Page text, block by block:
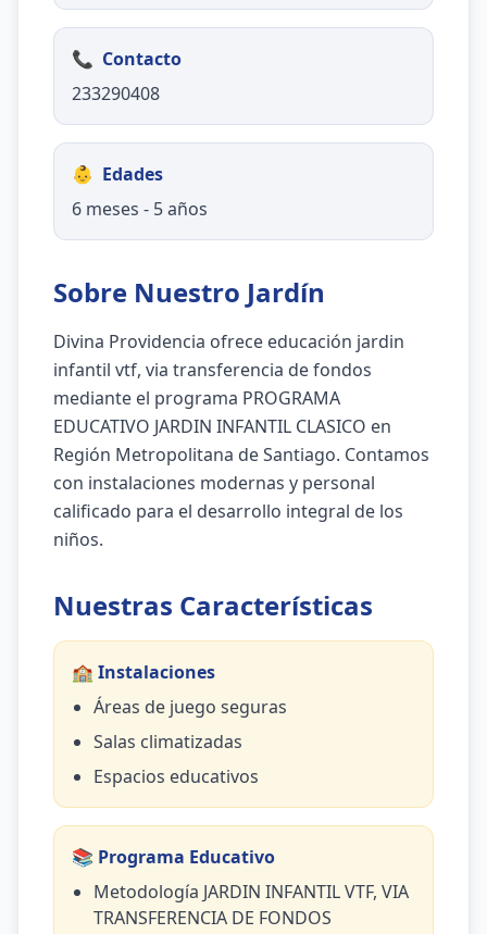
📞 Contacto
233290408
👶 Edades
6 meses - 5 años
Sobre Nuestro Jardín
Divina Providencia ofrece educación jardin
infantil vtf, via transferencia de fondos
mediante el programa PROGRAMA
EDUCATIVO JARDIN INFANTIL CLASICO en
Región Metropolitana de Santiago. Contamos
con instalaciones modernas y personal
calificado para el desarrollo integral de los
niños.
Nuestras Características
🏫 Instalaciones
Áreas de juego seguras
Salas climatizadas
Espacios educativos
📚 Programa Educativo
Metodología JARDIN INFANTIL VTF, VIA
TRANSFERENCIA DE FONDOS